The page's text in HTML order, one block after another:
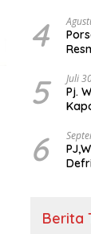
4
5 Juli
Pj.
6
Berita